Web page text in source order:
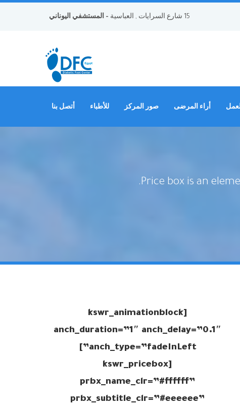
15 شارع السرايات , العباسية - المستشفي اليوناني
أراء المرضى صور المركز للأطباء أتصل بنا
Price box is an
[kswr_animationblock
anch_duration=”1″ anch_delay=”0.1″
anch_type=”fadeInLeft”]
[kswr_pricebox
prbx_name_clr=”#ffffff”
prbx_subtitle_clr=”#eeeeee”